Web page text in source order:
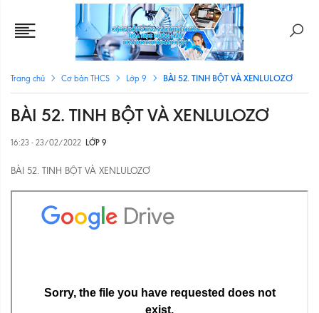
Trang chủ Cơ bản THCS Lớp 9 BÀI 52. TINH BỘT VÀ XENLULOZƠ
BÀI 52. TINH BỘT VÀ XENLULOZƠ
16:23 - 23/02/2022 LỚP 9
BÀI 52. TINH BỘT VÀ XENLULOZƠ